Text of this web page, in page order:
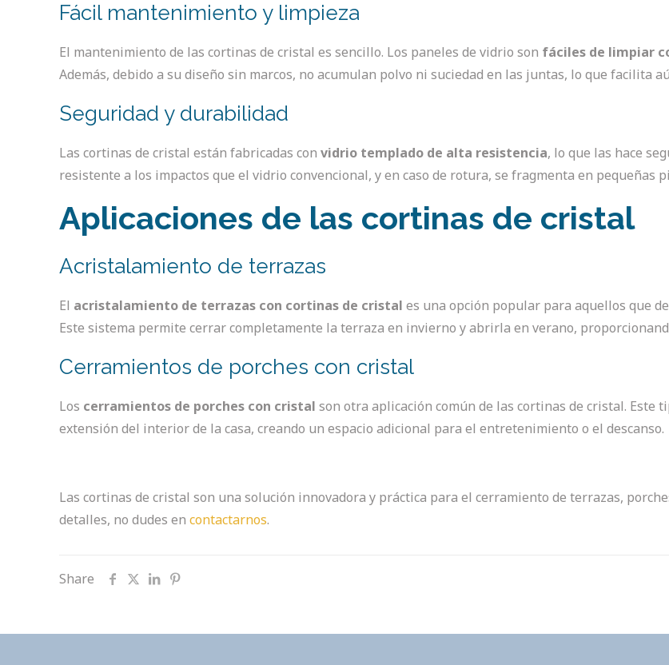
Fácil mantenimiento y limpieza
El mantenimiento de las cortinas de cristal es sencillo. Los paneles de vidrio son fáciles de limpiar
Además, debido a su diseño sin marcos, no acumulan polvo ni suciedad en las juntas, lo que facilita
Seguridad y durabilidad
Las cortinas de cristal están fabricadas convidrio templado de alta resistencia, lo que las hace
resistente a los impactos que el vidrio convencional, y en caso de rotura, se fragmenta en pequeñas
Aplicaciones de las cortinas de cristal
Acristalamiento de terrazas
El acristalamiento de terrazas con cortinas de cristal es una opción popular para aquellos que
Este sistema permite cerrar completamente la terraza en invierno y abrirla en verano,
Cerramientos de porches con cristal
Los cerramientos de porches con cristal son otra aplicación común de las cortinas de cristal.
extensión del interior de la casa, creando un espacio adicional para el entretenimiento o el descanso.
Las cortinas de cristal son una solución innovadora y práctica para el cerramiento de terrazas,
detalles, no dudes encontactarnos.
Share